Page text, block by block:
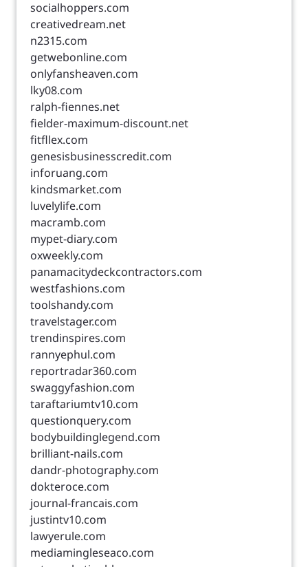
socialhoppers.com
creativedream.net
n2315.com
getwebonline.com
onlyfansheaven.com
lky08.com
ralph-fiennes.net
fielder-maximum-discount.net
fitfllex.com
genesisbusinesscredit.com
inforuang.com
kindsmarket.com
luvelylife.com
macramb.com
mypet-diary.com
oxweekly.com
panamacitydeckcontractors.com
westfashions.com
toolshandy.com
travelstager.com
trendinspires.com
rannyephul.com
reportradar360.com
swaggyfashion.com
taraftariumtv10.com
questionquery.com
bodybuildinglegend.com
brilliant-nails.com
dandr-photography.com
dokteroce.com
journal-francais.com
justintv10.com
lawyerule.com
mediamingleseaco.com